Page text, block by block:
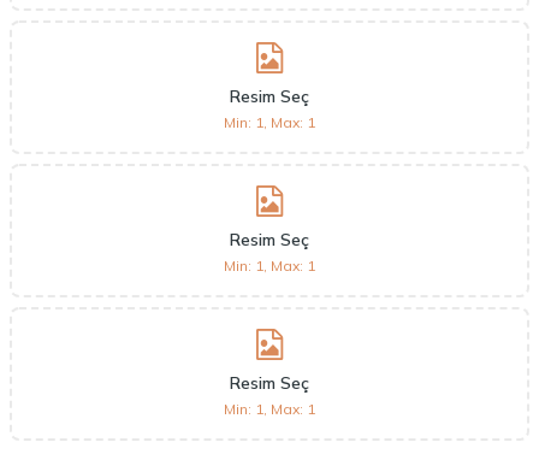
Resim Seç
Min: 1, Max: 1
Resim Seç
Min: 1, Max: 1
Resim Seç
Min: 1, Max: 1